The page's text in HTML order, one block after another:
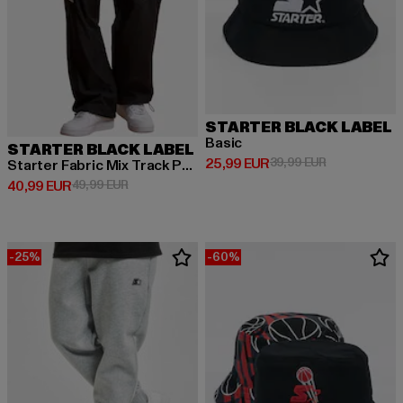
STARTER BLACK LABEL
Starter Fabric Mix Track Pants
40,99 EUR
Derzeitiger Preis: 40,99 EUR
49,99 EURAktionspreis: 49,99 EUR
STARTER BLACK LABEL
Basic
25,99 EUR
Derzeitiger Preis: 25,99 EUR
39,99 EURAktionspreis:
-25% -60%